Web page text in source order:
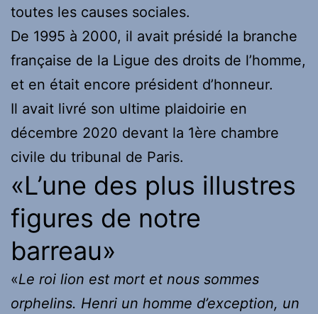
toutes les causes sociales.
De 1995 à 2000, il avait présidé la branche
française de la Ligue des droits de l’homme,
et en était encore président d’honneur.
Il avait livré son ultime plaidoirie en
décembre 2020 devant la 1ère chambre
civile du tribunal de Paris.
«L’une des plus illustres
figures de notre
barreau»
«Le roi lion est mort et nous sommes
orphelins. Henri un homme d’exception, un